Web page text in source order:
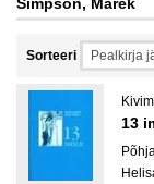
Sorteeri
13